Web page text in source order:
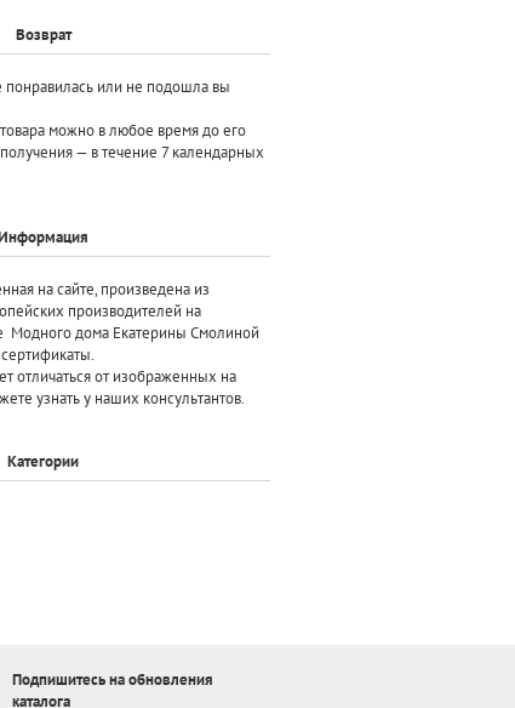
Возврат
понравилась или не подошла вы
товара можно в любое время до его
— в течение 7 календарных
на сайте, произведена из
производителей на
Модного дома Екатерины Смолиной
отличаться от изображенных на
узнать у наших консультантов.
Категории
Подпишитесь на обновления
каталога